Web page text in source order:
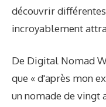
découvrir
incroyablement
De Digital Nomad
que « d'après mon
un nomade de vingt